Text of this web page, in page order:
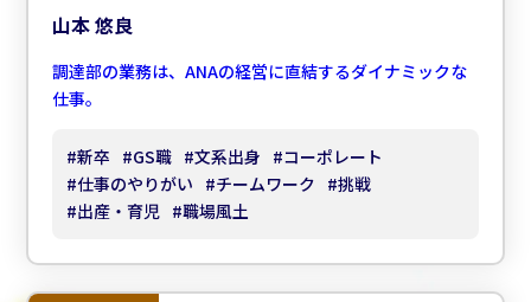
山本 悠良
調達部の業務は、ANAの経営に直結するダイナミックな
仕事。
#新卒 #GS職 #文系出身 #コーポレート
#仕事のやりがい #チームワーク #挑戦
#出産・育児 #職場風土